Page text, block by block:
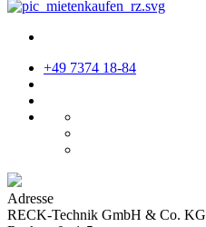
+49 7374 18-84
Adresse
RECK-Technik GmbH & Co. KG